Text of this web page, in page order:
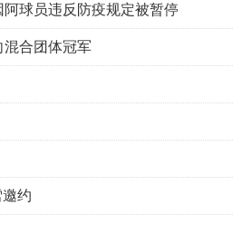
球员违反防疫规定被暂停
混合团体冠军
邀约